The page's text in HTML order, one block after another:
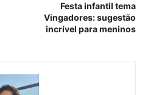
Festa infantil tema
Vingadores: sugestão
incrível para meninos